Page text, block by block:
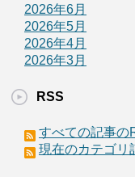
2026年6月
2026年5月
2026年4月
2026年3月
RSS
すべての記事の
現在のカテゴリ